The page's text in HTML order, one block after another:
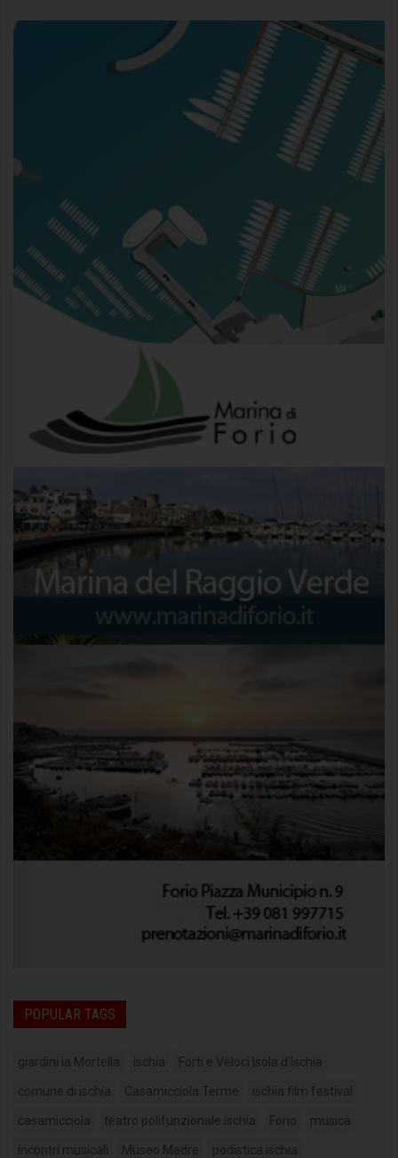
POPULAR TAGS
giardini la Mortella ischia Forti e Veloci Isola d'Ischia
comune di ischia Casamicciola Terme ischia film festival
casamicciola teatro polifunzionale ischia Forio musica
incontri musicali Museo Madre podistica ischia